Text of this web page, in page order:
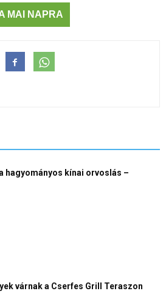
MAI NAPRA
hagyományos kínai orvoslás –
várnak a Cserfes Grill Teraszon